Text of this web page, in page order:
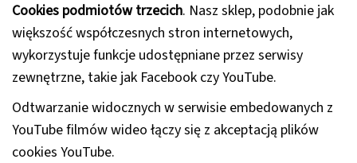
Cookies podmiotów trzecich. Nasz sklep, podobnie jak
większość współczesnych stron internetowych,
wykorzystuje funkcje udostępniane przez serwisy
zewnętrzne, takie jak Facebook czy YouTube.
Odtwarzanie widocznych w serwisie embedowanych z
YouTube filmów wideo łączy się z akceptacją plików
cookies YouTube.